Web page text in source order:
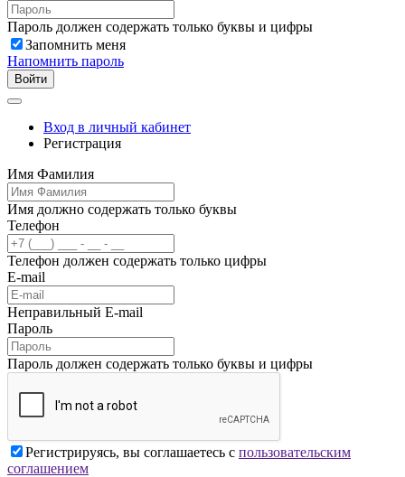
Пароль должен содержать только буквы и цифры
Запомнить меня
Напомнить пароль
Войти
Вход в личный кабинет
Регистрация
Имя Фамилия
Имя должно содержать только буквы
Телефон
Телефон должен содержать только цифры
E-mail
Неправильный E-mail
Пароль
Пароль должен содержать только буквы и цифры
Регистрируясь, вы соглашаетесь с пользовательским
соглашением